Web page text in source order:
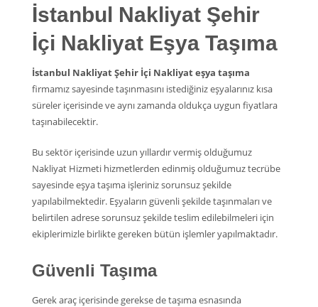
İstanbul Nakliyat Şehir
İçi Nakliyat Eşya Taşıma
İstanbul Nakliyat Şehir İçi Nakliyat eşya taşıma
firmamız sayesinde taşınmasını istediğiniz eşyalarınız kısa
süreler içerisinde ve aynı zamanda oldukça uygun fiyatlara
taşınabilecektir.
Bu sektör içerisinde uzun yıllardır vermiş olduğumuz
Nakliyat Hizmeti hizmetlerden edinmiş olduğumuz tecrübe
sayesinde eşya taşıma işleriniz sorunsuz şekilde
yapılabilmektedir. Eşyaların güvenli şekilde taşınmaları ve
belirtilen adrese sorunsuz şekilde teslim edilebilmeleri için
ekiplerimizle birlikte gereken bütün işlemler yapılmaktadır.
Güvenli Taşıma
Gerek araç içerisinde gerekse de taşıma esnasında